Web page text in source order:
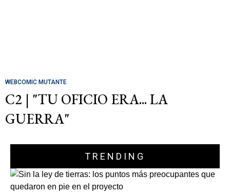
WEBCOMIC MUTANTE
C2 | "TU OFICIO ERA... LA
GUERRA"
TRENDING